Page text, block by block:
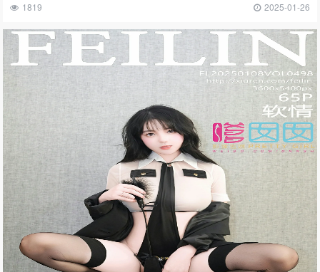
1819 2025-01-26